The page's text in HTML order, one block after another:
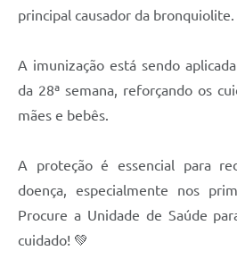
principal causador da bronquiolite.
A imunização está sendo
da 28ª semana, reforçando os
mães e bebês.
A proteção é essencial para
doença, especialmente nos
Procure a Unidade de Saúde
cuidado! 💚